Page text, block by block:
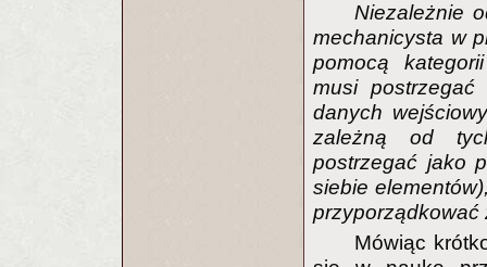
Niezależnie
mechanicysta w
pomocą
musi
danych
zależną od
postrzegać jako
siebie
przyporządkować
Mówiąc